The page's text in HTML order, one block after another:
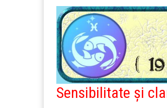
Sensibilitate și